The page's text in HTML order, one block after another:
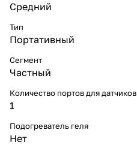
Средний
Тип
Портативный
Сегмент
Частный
Количество портов для датчиков
1
Подогреватель геля
Нет